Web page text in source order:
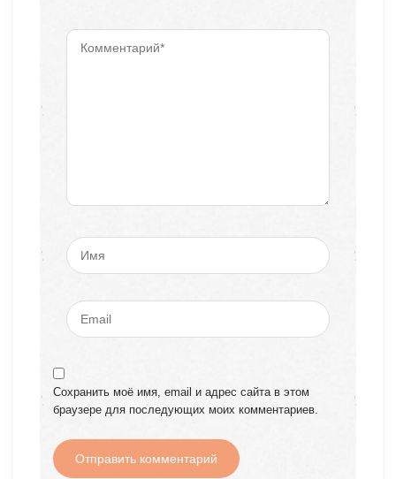
Сохранить моё имя, email и адрес сайта в этом
браузере для последующих моих комментариев.